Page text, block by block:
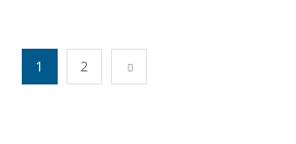
1 2